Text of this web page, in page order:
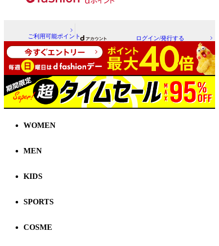
ご利用可能ポイント ログイン/発行する
WOMEN
MEN
KIDS
SPORTS
COSME